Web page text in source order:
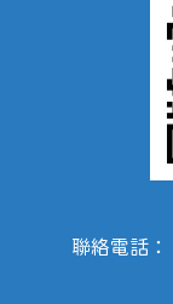
聯絡電話：